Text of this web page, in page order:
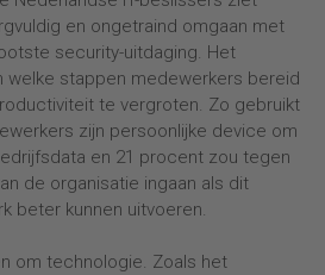
en ongetraind omgaan met
security-uitdaging. Het
welke stappen medewerkers bereid
te vergroten. Zo gebruikt
zijn persoonlijke device om
en 21 procent zou tegen
de organisatie ingaan als dit
beter kunnen uitvoeren.
om technologie. Zoals het